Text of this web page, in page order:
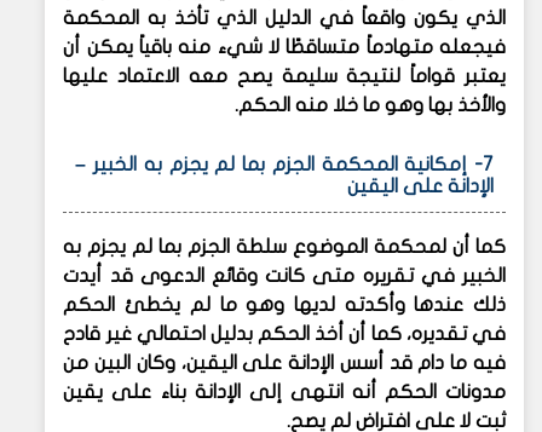
الذي يكون واقعاً في الدليل الذي تأخذ به المحكمة
فيجعله متهادماً متساقطًا لا شيء منه باقياً يمكن أن
يعتبر قواماً لنتيجة سليمة يصح معه الاعتماد عليها
والأخذ بها وهو ما خلا منه الحكم.
7- إمكانية المحكمة الجزم بما لم يجزم به الخبير –
الإدانة على اليقين
كما أن لمحكمة الموضوع سلطة الجزم بما لم يجزم به
الخبير في تقريره متى كانت وقائع الدعوى قد أيدت
ذلك عندها وأكدته لديها وهو ما لم يخطئ الحكم
في تقديره، كما أن أخذ الحكم بدليل احتمالي غير قادح
فيه ما دام قد أسس الإدانة على اليقين، وكان البين من
مدونات الحكم أنه انتهى إلى الإدانة بناء على يقين
ثبت لا على افتراض لم يصح.